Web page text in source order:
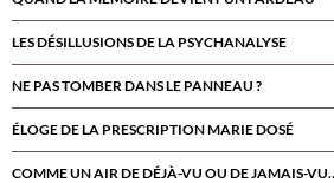
LES DÉSILLUSIONS DE LA PSYCHANALYSE
NE PAS TOMBER DANS LE PANNEAU ?
ÉLOGE DE LA PRESCRIPTION MARIE DOSÉ
COMME UN AIR DE DÉJÀ-VU OU DE JAMAIS-